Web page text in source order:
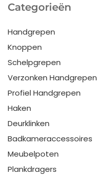
Categorieën
Handgrepen
Knoppen
Schelpgrepen
Verzonken Handgrepen
Profiel Handgrepen
Haken
Deurklinken
Badkameraccessoires
Meubelpoten
Plankdragers